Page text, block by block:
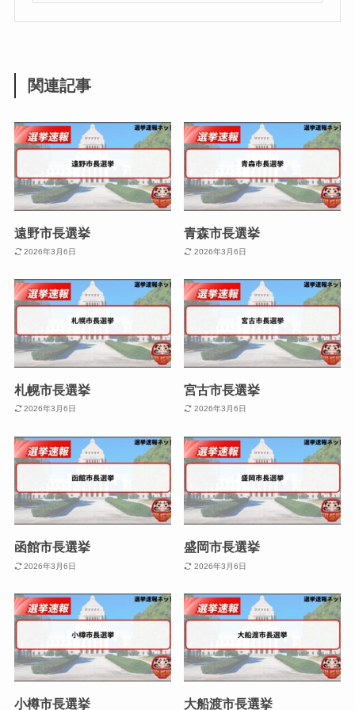
関連記事
遠野市長選挙
2026年3月6日
青森市長選挙
2026年3月6日
札幌市長選挙
2026年3月6日
宮古市長選挙
2026年3月6日
函館市長選挙
2026年3月6日
盛岡市長選挙
2026年3月6日
小樽市長選挙 大船渡市長選挙